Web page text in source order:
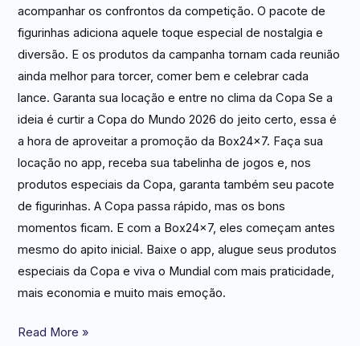
acompanhar os confrontos da competição. O pacote de
figurinhas adiciona aquele toque especial de nostalgia e
diversão. E os produtos da campanha tornam cada reunião
ainda melhor para torcer, comer bem e celebrar cada
lance. Garanta sua locação e entre no clima da Copa Se a
ideia é curtir a Copa do Mundo 2026 do jeito certo, essa é
a hora de aproveitar a promoção da Box24x7. Faça sua
locação no app, receba sua tabelinha de jogos e, nos
produtos especiais da Copa, garanta também seu pacote
de figurinhas. A Copa passa rápido, mas os bons
momentos ficam. E com a Box24x7, eles começam antes
mesmo do apito inicial. Baixe o app, alugue seus produtos
especiais da Copa e viva o Mundial com mais praticidade,
mais economia e muito mais emoção.
Read More »